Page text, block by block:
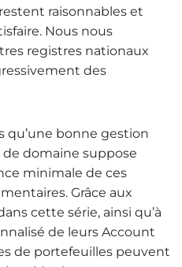
raisonnables et
Nous nous
registres nationaux
des
qu’une bonne gestion
domaine suppose
minimale de ces
Grâce aux
cette série, ainsi qu’à
de leurs Account
de portefeuilles peuvent